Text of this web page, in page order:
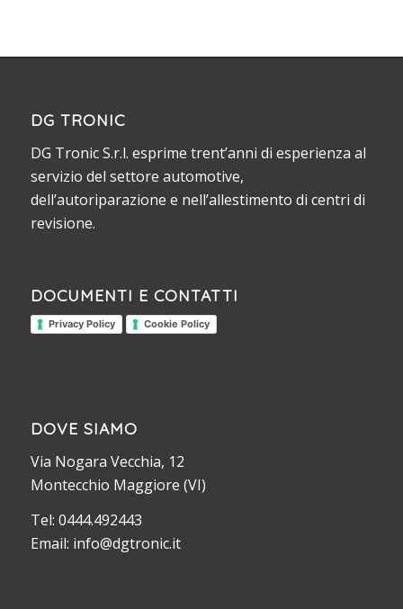
DG TRONIC
DG Tronic S.r.l. esprime trent’anni di esperienza al
servizio del settore automotive,
dell’autoriparazione e nell’allestimento di centri di
revisione.
DOCUMENTI E CONTATTI
Privacy Policy Cookie Policy
DOVE SIAMO
Via Nogara Vecchia, 12
Montecchio Maggiore (VI)
Tel: 0444.492443
Email: info@dgtronic.it